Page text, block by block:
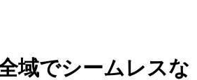
域でシームレスな